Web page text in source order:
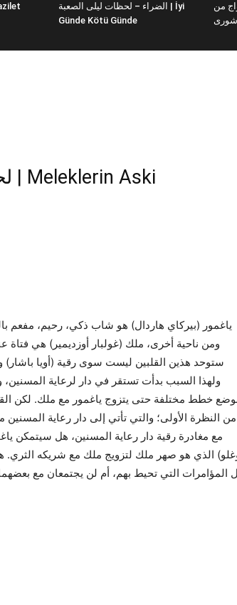
الضراء – لحظات ليلى الصعبة | İyi
Günde Kötü Günde
من
لحظات المطر الصعبة – تتبع كوبرا | Meleklerin Aski
ياغمور (بيركاي هاردال) هو شاب ذكي، رحيم، مفعم
ومن ناحية أخرى، ملك (غولبار أوزديمير) هي
ستوحد هذين القلبين ليست سوى رقية (أويا باشار)
ولهذا السبب بدأت تستقر في دار لرعاية
خطط مختلفة حتى يتزوج ياغمور مع ملك. لكن
من النظرة الأولى؛ والتي تأتي إلى دار رعاية
مع مغادرة رقية دار رعاية المسنين، هل سيتمكن
الذي هو صهر ملك لتزويج ملك مع شريكه
المؤامرات التي تحيط بهم، أم لن يجتمعان مع